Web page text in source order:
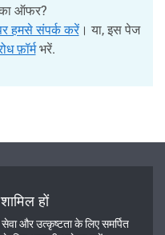
ऑफर?
हमसे संपर्क करें। या, इस पेज
फ़ॉर्मभरें.
हों
और उत्कृष्टता के लिए समर्पित